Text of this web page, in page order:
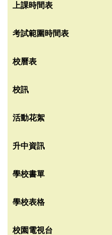
上課時間表
考試範圍時間表
校曆表
校訊
活動花絮
升中資訊
學校書單
學校表格
校園電視台